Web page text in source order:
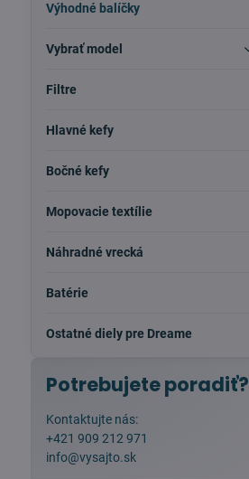
Výhodné balíčky
Vybrať model
Filtre
Hlavné kefy
Bočné kefy
Mopovacie textílie
Náhradné vrecká
Batérie
Ostatné diely pre Dreame
Potrebujete poradiť?
Kontaktujte nás:
+421 909 212 971
info@vysajto.sk